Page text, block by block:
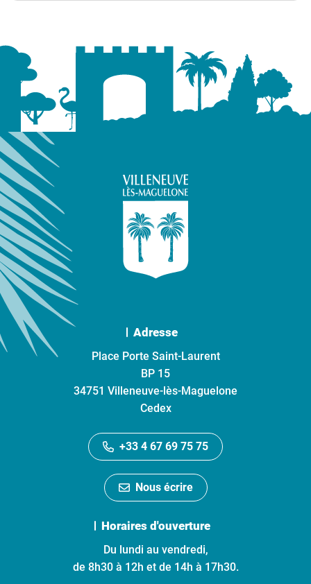
Adresse
Place Porte Saint-Laurent
BP 15
34751 Villeneuve-lès-Maguelone
Cedex
+33 4 67 69 75 75
Nous écrire
Horaires d'ouverture
Du lundi au vendredi,
de 8h30 à 12h et de 14h à 17h30.